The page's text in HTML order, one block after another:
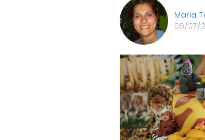
Maria
06/07/